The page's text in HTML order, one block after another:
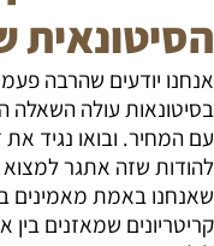
הסיטונאית
אנחנו יודעים שהרבה
בסיטונאות עולה
עם המחיר. ובואו נגיד
להודות שזה אתגר למצוא
שאנחנו באמת מאמינים
קריטריונים שמאזנים